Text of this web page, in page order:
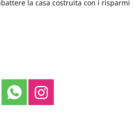
la casa costruita con i risparmi